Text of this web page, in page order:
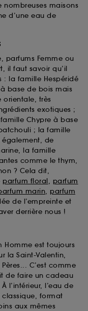
nombreuses maisons
d’une eau de
parfums Femme ou
il faut savoir qu’il
: la famille Hespéridé
base de bois mais
très
exotiques ;
Chypre à base
; la famille
également, de
la famille
comme le thym,
? Cela dit,
parfum floral, parfum
marin, parfum
de l’empreinte et
derrière nous !
Homme est toujours
la Saint-Valentin,
C’est comme
de faire un cadeau
À l’intérieur, l’eau de
format
aux mêmes